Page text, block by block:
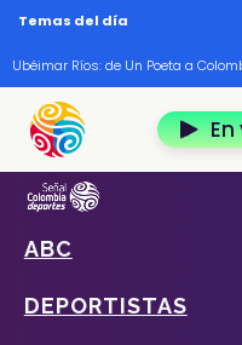
Pasar al contenido principal
Temas del día
Ubéimar Ríos: de Un Poeta a
ABC
DEPORTISTAS
Home
de San Sebastián 2025